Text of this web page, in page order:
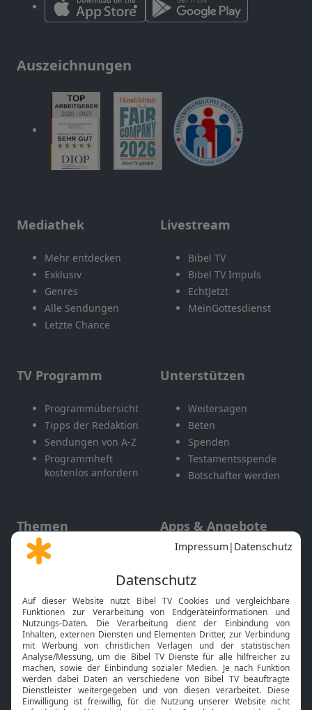
Auszeichnungen
Mediathek
Mehr entdecken
Exklusiv
Genres
Alle Sendungen
Letzte Chance
Livestream
Bibel TV
Bibel TV Impuls
EchtJetzt
MeinGottesdienst
TV Programm
Programmübersicht
Tipps der Redaktion
Sendungen von A-Z
Programmheft
kostenlos anfordern
Unterstützen
Weitersagen
Beten
Spenden
Testamentsspende
Botschafter werden
Themen
Gott und Bibel erklärt
Neuigkeiten
Apps & Angebote
Mobile App
Smart TV
HbbTV
Bibelthek Online-Bibel
Nächster Gottesdienst